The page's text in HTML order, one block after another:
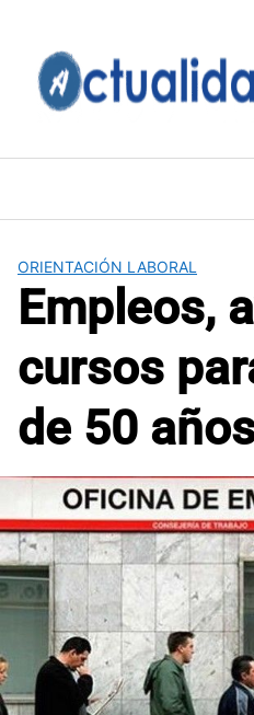
contenido
ORIENTACIÓN LABORAL
Empleos,
cursos
de 50